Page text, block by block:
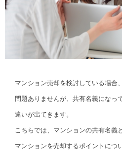
マンション売却を検討している場合
問題ありませんが、共有名義になっ
違いが出てきます。
こちらでは、マンションの共有名義
マンションを売却するポイントにつ